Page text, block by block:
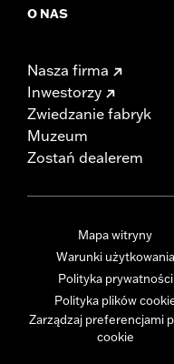
O NAS
Nasza firma
Inwestorzy
Zwiedzanie fabryk
Muzeum
Zostań dealerem
Mapa witryny
Warunki użytkowania
Polityka prywatności
Polityka plików
Zarządzaj preferencjami
cookie